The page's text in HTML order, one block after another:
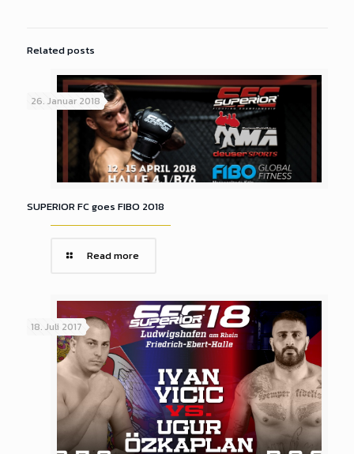
Related posts
26. Januar 2018
SUPERIOR FC goes FIBO 2018
Read more
18. Juli 2017